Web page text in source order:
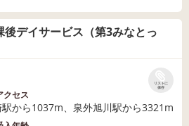
後デイサービス（第3みなとっ
リストに
保存
クセス
から1037m、泉外旭川駅から3321m